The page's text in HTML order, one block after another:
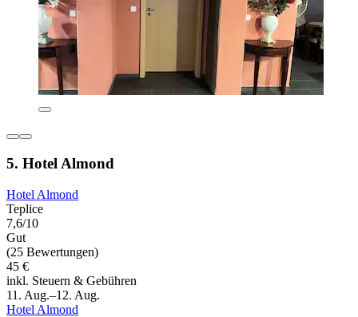
5. Hotel Almond
Hotel Almond
Teplice
7,6/10
Gut
(25 Bewertungen)
45 €
inkl. Steuern & Gebühren
11. Aug.–12. Aug.
Hotel Almond